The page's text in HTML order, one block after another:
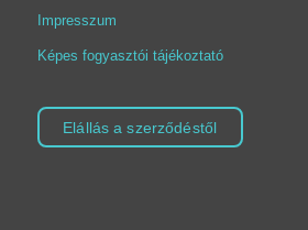
Impresszum
Képes fogyasztói tájékoztató
Elállás a szerződéstől